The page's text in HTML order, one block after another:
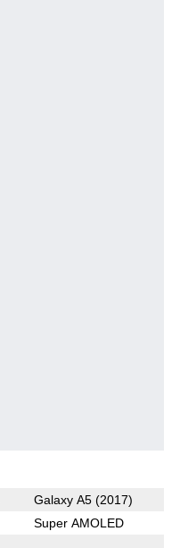
Galaxy A5 (2017)
Super AMOLED